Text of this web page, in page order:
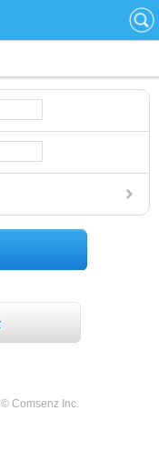
© Comsenz Inc.